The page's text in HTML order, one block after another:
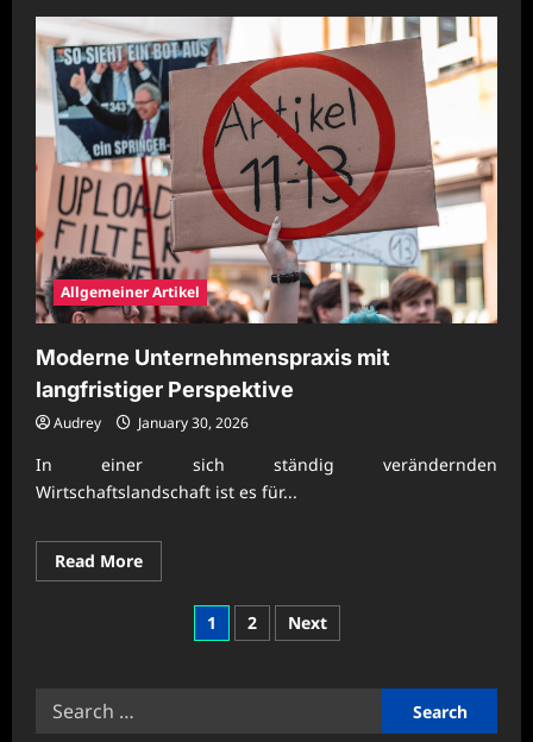
Moderne
Unternehmensentwicklung
mit
Innovationsstärke
Allgemeiner Artikel
Moderne Unternehmenspraxis mit
langfristiger Perspektive
Audrey January 30, 2026
In einer sich ständig verändernden
Wirtschaftslandschaft ist es für...
Read MoreRead
more
Moderne
Unternehmenspraxis
Posts
1 2 Next
Search